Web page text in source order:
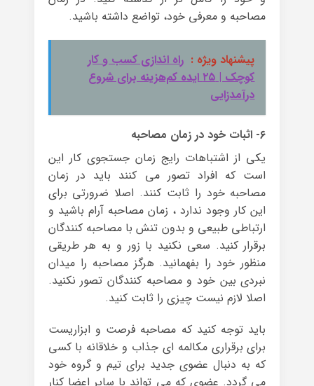
مصاحبه و معرفی خود، تواضع داشته باشید.
پیشنهاد ویژه : راه اندازی کسب و کار
کوچک | ۲۵ ایده کم‌هزینه برای شروع
درآمدزایی
۶- اثبات خود در زمان مصاحبه
یکی از اشتباهات رایج زمان جستجوی کار این
است که افراد تصور می کنند باید در زمان
مصاحبه خود را ثابت کنند. اصلا ضرورتی برای
این کار وجود ندارد ، زمان مصاحبه آرام باشید و
ارتباطی طبیعی و بدون تنش با مصاحبه کنندگان
برقرار کنید. سعی نکنید با زور و به هر طریقی
منظور خود را بفهمانید. هرگز مصاحبه را میدان
نبردی بین خود و مصاحبه کنندگان تصور نکنید.
اصلا لازم نیست چیزی را ثابت کنید.
باید توجه کنید که مصاحبه فرصت و ابزاریست
برای برقراری مکالمه ای جذاب و خلاقانه با کسی
که به دنبال عضوی جدید برای تیم و گروه خود
می گردد. عضوی که می تواند با سایر اعضا کنار